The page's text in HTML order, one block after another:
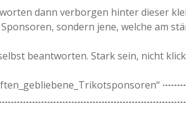
dann verborgen hinter dieser
sondern jene, welche am
beantworten. Stark sein, nicht